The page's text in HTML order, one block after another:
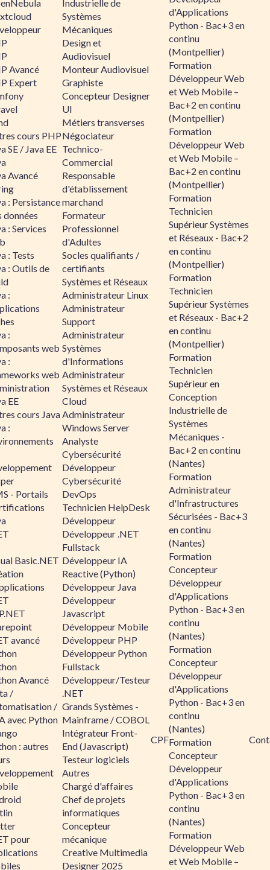
Avancé
Expert
cours PHP
SE / Java EE
Avancé
: Persistance
données
: Services
: Tests
: Outils de
:
:
web
:
web
EE
cours Java
:
- Portails
Basic.NET
avancé
Avancé
/
/
avec Python
: autres
pour
Industrielle de
Systèmes
Mécaniques
Design et
Audiovisuel
Monteur Audiovisuel
Graphiste
Concepteur Designer
UI
Métiers transverses
Négociateur
Technico-
Commercial
Responsable
d'établissement
marchand
Formateur
Professionnel
d'Adultes
Socles qualifiants /
certifiants
Systèmes et Réseaux
Administrateur Linux
Administrateur
Support
Administrateur
Systèmes
d'Informations
Administrateur
Systèmes et Réseaux
Cloud
Administrateur
Windows Server
Analyste
Cybersécurité
Développeur
Cybersécurité
DevOps
Technicien HelpDesk
Développeur
Développeur .NET
Fullstack
Développeur IA
Reactive (Python)
Développeur Java
Développeur
Javascript
Développeur Mobile
Développeur PHP
Développeur Python
Fullstack
Développeur/Testeur
.NET
Grands Systèmes -
Mainframe / COBOL
Intégrateur Front-
End (Javascript)
Testeur logiciels
Autres
Chargé d'affaires
Chef de projets
informatiques
Concepteur
mécanique
Creative Multimedia
Designer 2025
CPF
d'Applications
Python - Bac+3 en
continu
(Montpellier)
Formation
Développeur Web
et Web Mobile –
Bac+2 en continu
(Montpellier)
Formation
Développeur Web
et Web Mobile –
Bac+2 en continu
(Montpellier)
Formation
Technicien
Supérieur Systèmes
et Réseaux - Bac+2
en continu
(Montpellier)
Formation
Technicien
Supérieur Systèmes
et Réseaux - Bac+2
en continu
(Montpellier)
Formation
Technicien
Supérieur en
Conception
Industrielle de
Systèmes
Mécaniques -
Bac+2 en continu
(Nantes)
Formation
Administrateur
d'Infrastructures
Sécurisées - Bac+3
en continu
(Nantes)
Formation
Concepteur
Développeur
d'Applications
Python - Bac+3 en
continu
(Nantes)
Formation
Concepteur
Développeur
d'Applications
Python - Bac+3 en
continu
(Nantes)
Formation
Concepteur
Développeur
d'Applications
Python - Bac+3 en
continu
(Nantes)
Formation
Développeur Web
et Web Mobile –